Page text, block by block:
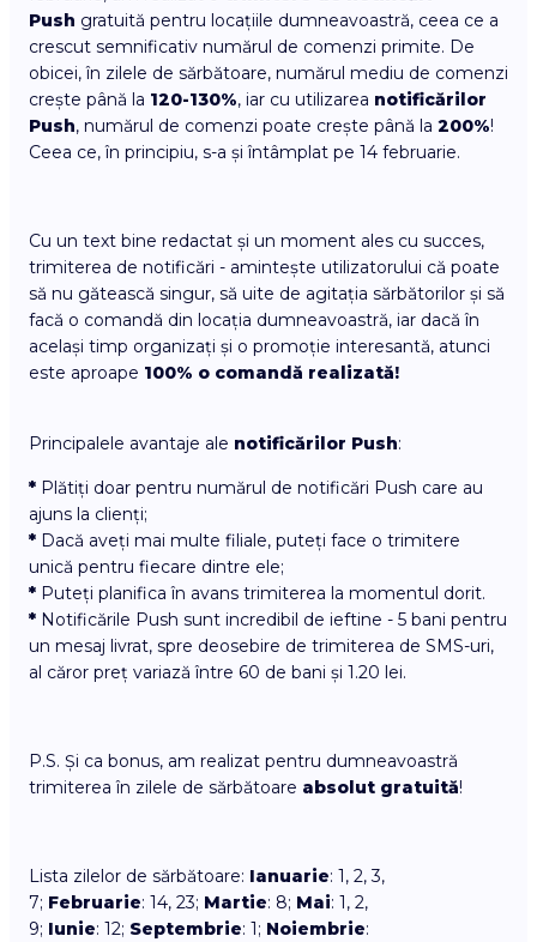
Push gratuită pentru locațiile dumneavoastră, ceea ce a
crescut semnificativ numărul de comenzi primite. De
obicei, în zilele de sărbătoare, numărul mediu de comenzi
crește până la 120-130%, iar cu utilizarea notificărilor
Push, numărul de comenzi poate crește până la 200%!
Ceea ce, în principiu, s-a și întâmplat pe 14 februarie.
Cu un text bine redactat și un moment ales cu succes,
trimiterea de notificări - amintește utilizatorului că poate
să nu gătească singur, să uite de agitația sărbătorilor și să
facă o comandă din locația dumneavoastră, iar dacă în
același timp organizați și o promoție interesantă, atunci
este aproape 100% o comandă realizată!
Principalele avantaje ale notificărilor Push:
* Plătiți doar pentru numărul de notificări Push care au
ajuns la clienți;
* Dacă aveți mai multe filiale, puteți face o trimitere
unică pentru fiecare dintre ele;
* Puteți planifica în avans trimiterea la momentul dorit.
* Notificările Push sunt incredibil de ieftine - 5 bani pentru
un mesaj livrat, spre deosebire de trimiterea de SMS-uri,
al căror preț variază între 60 de bani și 1.20 lei.
P.S. Și ca bonus, am realizat pentru dumneavoastră
trimiterea în zilele de sărbătoare absolut gratuită!
Lista zilelor de sărbătoare: Ianuarie: 1, 2, 3,
7; Februarie: 14, 23; Martie: 8; Mai: 1, 2,
9; Iunie: 12; Septembrie: 1; Noiembrie: